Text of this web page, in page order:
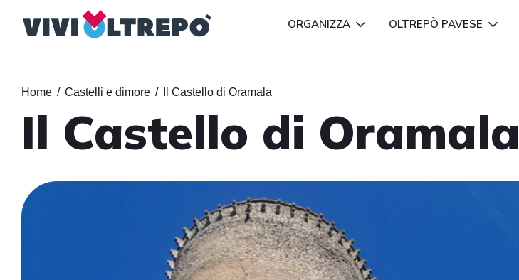
ORGANIZZA OLTREPÒ PAVESE
Home / Castelli e dimore / Il Castello di Oramala
Il Castello di Oramala